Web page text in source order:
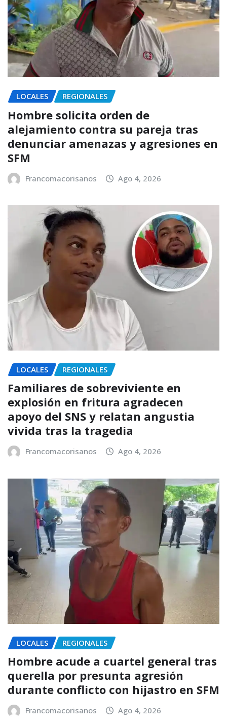
LOCALES REGIONALES
Hombre solicita orden de
alejamiento contra su pareja tras
denunciar amenazas y agresiones en
SFM
Francomacorisanos Ago 4, 2026
LOCALES REGIONALES
Familiares de sobreviviente en
explosión en fritura agradecen
apoyo del SNS y relatan angustia
vivida tras la tragedia
Francomacorisanos Ago 4, 2026
LOCALES REGIONALES
Hombre acude a cuartel general tras
querella por presunta agresión
durante conflicto con hijastro en SFM
Francomacorisanos Ago 4, 2026